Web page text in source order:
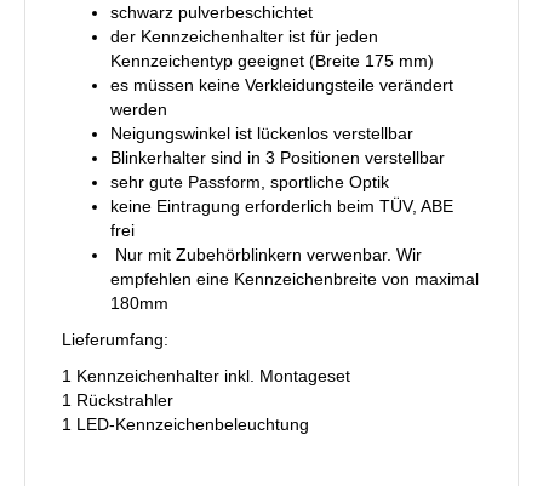
schwarz pulverbeschichtet
der Kennzeichenhalter ist für jeden
Kennzeichentyp geeignet (Breite 175 mm)
es müssen keine Verkleidungsteile verändert
werden
Neigungswinkel ist lückenlos verstellbar
Blinkerhalter sind in 3 Positionen verstellbar
sehr gute Passform, sportliche Optik
keine Eintragung erforderlich beim TÜV, ABE
frei
Nur mit Zubehörblinkern verwenbar. Wir
empfehlen eine Kennzeichenbreite von maximal
180mm
Lieferumfang:
1 Kennzeichenhalter inkl. Montageset
1 Rückstrahler
1 LED-Kennzeichenbeleuchtung